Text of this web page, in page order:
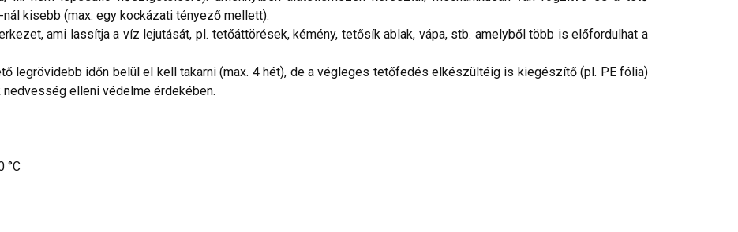
kisebb (max. egy kockázati tényező mellett).
ami lassítja a víz lejutását, pl. tetőáttörések, kémény, tetősík ablak, vápa, stb. amelyből több is előfordulhat a
legrövidebb időn belül el kell takarni (max. 4 hét), de a végleges tetőfedés elkészültéig is kiegészítő (pl. PE fólia)
elleni védelme érdekében.
°C